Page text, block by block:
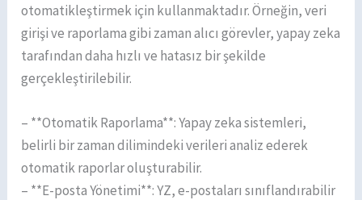
otomatikleştirmek için kullanmaktadır. Örneğin, veri
girişi ve raporlama gibi zaman alıcı görevler, yapay zeka
tarafından daha hızlı ve hatasız bir şekilde
gerçekleştirilebilir.
– **Otomatik Raporlama**: Yapay zeka sistemleri,
belirli bir zaman dilimindeki verileri analiz ederek
otomatik raporlar oluşturabilir.
– **E-posta Yönetimi**: YZ, e-postaları sınıflandırabilir